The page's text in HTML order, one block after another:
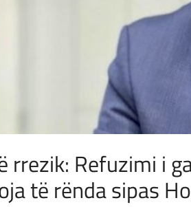
rrezik: Refuzimi i
të rënda sipas